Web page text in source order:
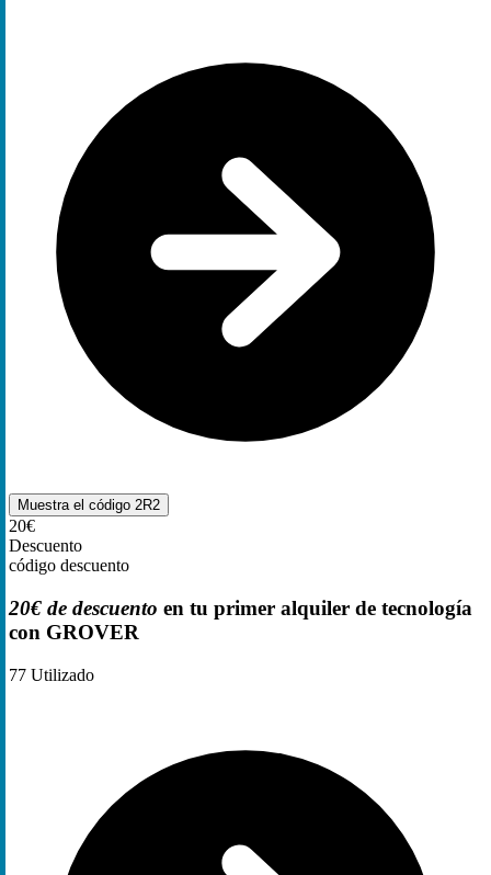
Muestra el código 2R2
20€
Descuento
código descuento
20€ de descuento en tu primer alquiler de tecnología
con GROVER
77 Utilizado